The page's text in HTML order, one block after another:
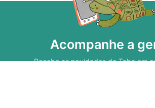
Acompanhe a
Recebe as novidades da Taba em